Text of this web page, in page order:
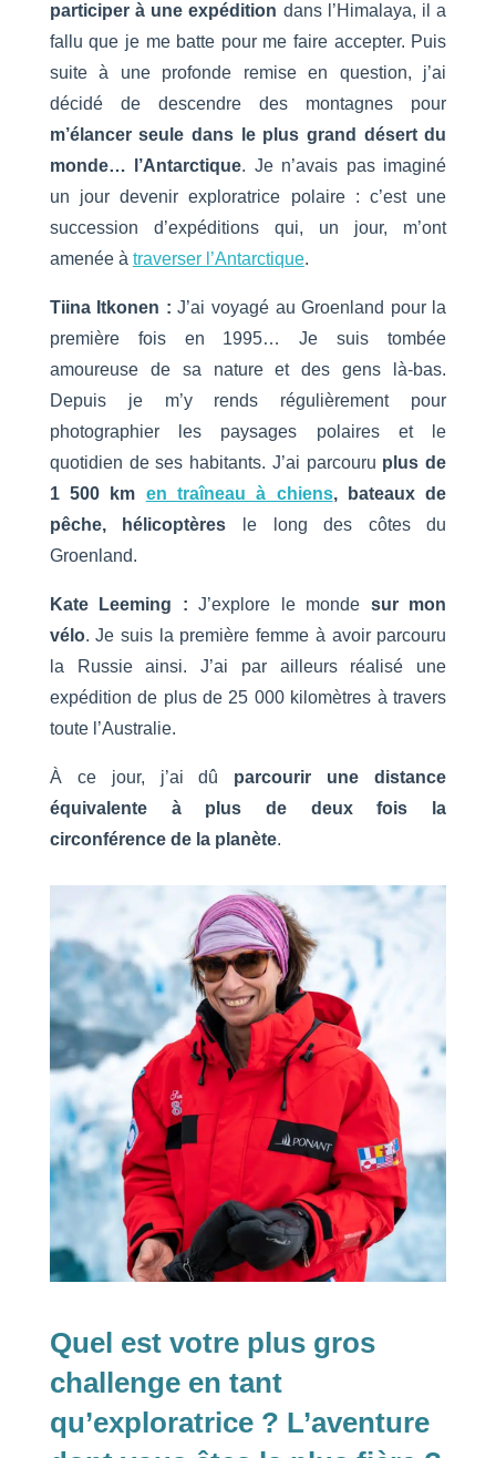
participer à une expédition dans l’Himalaya, il a
fallu que je me batte pour me faire accepter. Puis
suite à une profonde remise en question, j’ai
décidé de descendre des montagnes pour
m’élancer seule dans le plus grand désert du
monde… l’Antarctique. Je n’avais pas imaginé
un jour devenir exploratrice polaire : c’est une
succession d’expéditions qui, un jour, m’ont
amenée à traverser l’Antarctique.
Tiina Itkonen : J’ai voyagé au Groenland pour la
première fois en 1995… Je suis tombée
amoureuse de sa nature et des gens là-bas.
Depuis je m’y rends régulièrement pour
photographier les paysages polaires et le
quotidien de ses habitants. J’ai parcouru plus de
1 500 km en traîneau à chiens, bateaux de
pêche, hélicoptères le long des côtes du
Groenland.
Kate Leeming : J’explore le monde sur mon
vélo. Je suis la première femme à avoir parcouru
la Russie ainsi. J’ai par ailleurs réalisé une
expédition de plus de 25 000 kilomètres à travers
toute l’Australie.
À ce jour, j’ai dû parcourir une distance
équivalente à plus de deux fois la
circonférence de la planète.
Quel est votre plus gros
challenge en tant
qu’exploratrice ? L’aventure